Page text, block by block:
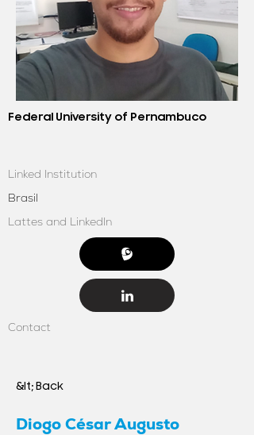
Federal University of Pernambuco
Linked Institution
Brasil
Lattes and LinkedIn
Contact
&lt; Back
Diogo César Augusto